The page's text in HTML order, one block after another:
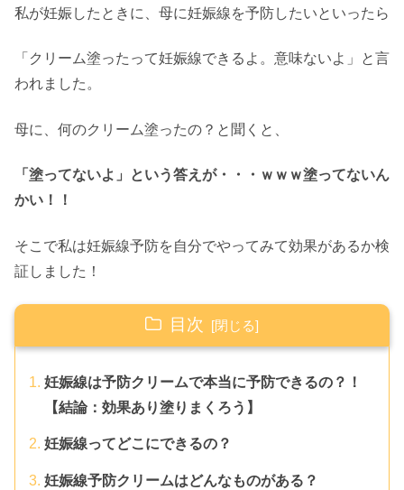
私が妊娠したときに、母に妊娠線を予防したいといったら
「クリーム塗ったって妊娠線できるよ。意味ないよ」と言
われました。
母に、何のクリーム塗ったの？と聞くと、
「塗ってないよ」という答えが・・・ｗｗｗ塗ってないん
かい！！
そこで私は妊娠線予防を自分でやってみて効果があるか検
証しました！
目次
妊娠線は予防クリームで本当に予防できるの？！
【結論：効果あり塗りまくろう】
妊娠線ってどこにできるの？
妊娠線予防クリームはどんなものがある？